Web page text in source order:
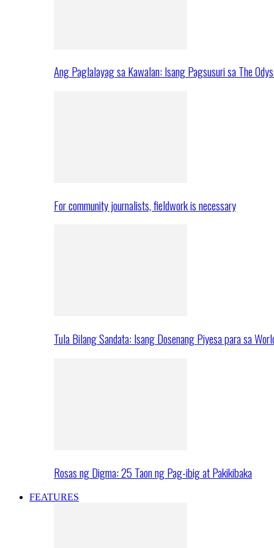
Ang Paglalayag sa Kawalan: Isang Pagsusuri sa The
For community journalists, fieldwork is necessary
Tula Bilang Sandata: Isang Dosenang Piyesa para sa
Rosas ng Digma: 25 Taon ng Pag-ibig at Pakikibaka
FEATURES